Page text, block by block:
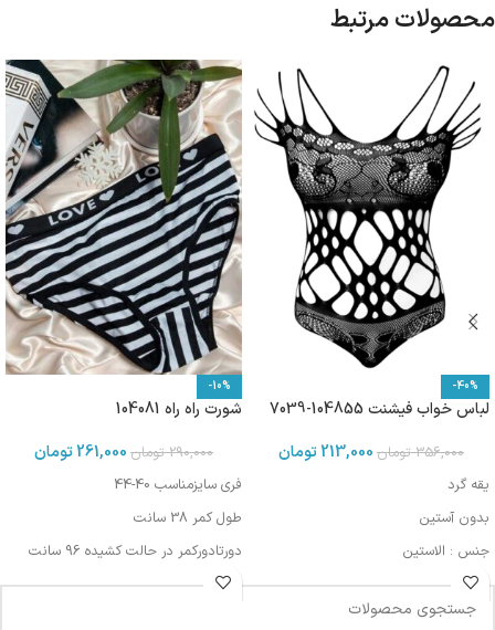
محصولات مرتبط
-40%
لباس خواب فیشنت 104855-7039
356,000 تومان 213,000تومان
یقه گرد
بدون آستین
جنس : الاستین
طرح‌دار
مناسب برای سایز بدن ۳۶ الی ۴۰
-10%
شورت راه راه 104081
290,000 تومان 261,000تومان
فری سایزمناسب 40-44
طول کمر 38 سانت
دورتادورکمر در حالت کشیده 96 سانت